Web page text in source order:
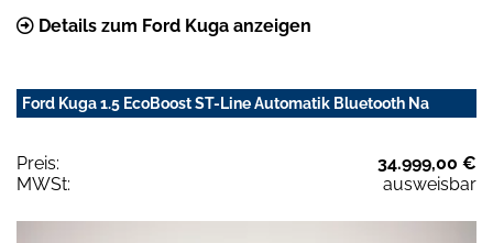
Details zum Ford Kuga anzeigen
Ford Kuga 1.5 EcoBoost ST-Line Automatik Bluetooth Na
Preis:
34.999,00 €
MWSt:
ausweisbar